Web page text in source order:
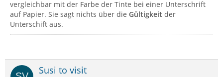
vergleichbar mit der Farbe der Tinte bei einer Unterschrift
auf Papier. Sie sagt nichts über die Gültigkeit der
Unterschift aus.
Susi to visit